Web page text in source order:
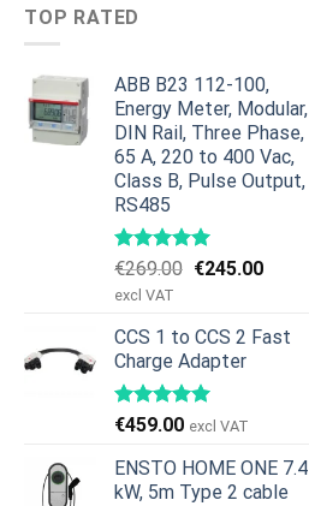
TOP RATED
ABB B23 112-100,
Energy Meter, Modular,
DIN Rail, Three Phase,
65 A, 220 to 400 Vac,
Class B, Pulse Output,
RS485
€269.00 Den
var:
€269.00.
€245.00Den
er:
excl VAT
CCS 1 to CCS 2 Fast
Charge Adapter
€459.00 excl VAT
ENSTO HOME ONE 7.4
kW, 5m Type 2 cable